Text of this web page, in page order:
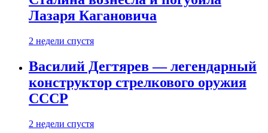
Лазаря Кагановича
2 недели спустя
Василий Дегтярев — легендарный
конструктор стрелкового оружия
СССР
2 недели спустя